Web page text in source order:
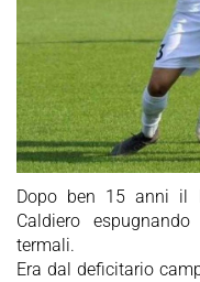
Dopo ben 15 anni il
Caldiero
termali.
Era dal deficitario